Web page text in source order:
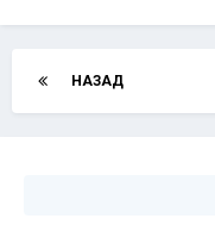
НАЗАД